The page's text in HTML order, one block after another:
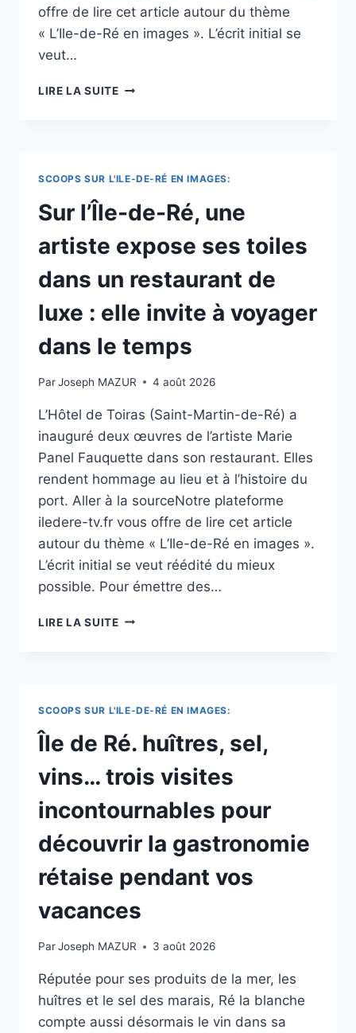
offre de lire cet article autour du thème
« L’Ile-de-Ré en images ». L’écrit initial se
veut…
LIRE LA SUITEVIDÉO.
HÉROS
QUI
SUR
CYCLISTES
DE
L’ÎLE
DE
RÉ
SCOOPS SUR L'ILE-DE-RÉ EN IMAGES:
Sur l’Île-de-Ré, une
artiste expose ses toiles
dans un restaurant de
luxe : elle invite à voyager
dans le temps
ParJoseph MAZUR 4 août 2026
L’Hôtel de Toiras (Saint-Martin-de-Ré) a
inauguré deux œuvres de l’artiste Marie
Panel Fauquette dans son restaurant. Elles
rendent hommage au lieu et à l’histoire du
port. Aller à la sourceNotre plateforme
iledere-tv.fr vous offre de lire cet article
autour du thème « L’Ile-de-Ré en images ».
L’écrit initial se veut réédité du mieux
possible. Pour émettre des…
LIRE LA SUITESUR
ARTISTE
EXPOSE
SES
TOILES
DANS
UN
RESTAURANT
DE
LUXE
:
INVITE
VOYAGER
LE
SCOOPS SUR L'ILE-DE-RÉ EN IMAGES:
Île de Ré. huîtres, sel,
vins… trois visites
incontournables pour
découvrir la gastronomie
rétaise pendant vos
vacances
ParJoseph MAZUR 3 août 2026
Réputée pour ses produits de la mer, les
huîtres et le sel des marais, Ré la blanche
compte aussi désormais le vin dans sa